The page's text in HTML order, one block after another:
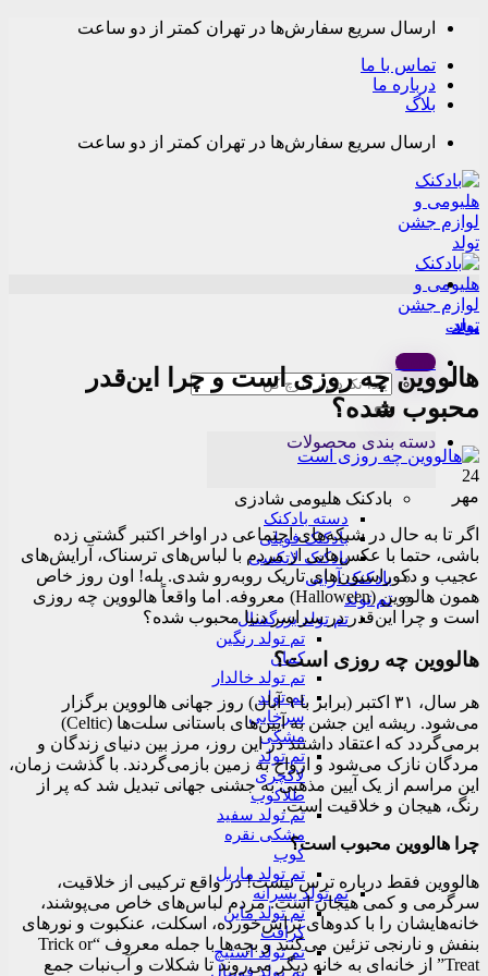
Skip
content
ارسال سریع سفارش‌ها در تهران کمتر از دو ساعت
تماس با ما
درباره ما
بلاگ
ارسال سریع سفارش‌ها در تهران کمتر از دو ساعت
Menu
جستجو
برای:
دسته بندی محصولات
بادکنک هلیومی شادزی
دسته بادکنک
بادکنک فویلی
بادکنک لاتکسی
بادکنک آرایی
تم تولد
تم تولد بزرگسال
تم تولد رنگین
کمان
تم تولد خالدار
تم تولد
سرخابی
مشکی
تم تولد
لاکچری
طلاکوب
تم تولد سفید
مشکی نقره
کوب
تم تولد ماربل
تم تولد پسرانه
تم تولد ماین
کرافت
تم تولد استیچ
تم تولد فوتبال
مقالات
هالووین چه روزی است و چرا این‌قدر
محبوب شده؟
24
مهر
اگر تا به حال در شبکه‌های اجتماعی در اواخر اکتبر گشتی زده
باشی، حتما با عکس‌هایی از مردم با لباس‌های ترسناک، آرایش‌های
عجیب و دکوراسیون‌های تاریک روبه‌رو شدی. بله! اون روز خاص
همون هالووین (Halloween) معروفه. اما واقعاً هالووین چه روزی
است و چرا این‌قدر در سراسر دنیا محبوب شده؟
هالووین چه روزی است؟
هر سال، ۳۱ اکتبر (برابر با ۹ آبان) روز جهانی هالووین برگزار
می‌شود. ریشه این جشن به آیین‌های باستانی سلت‌ها (Celtic)
برمی‌گردد که اعتقاد داشتند در این روز، مرز بین دنیای زندگان و
مردگان نازک می‌شود و ارواح به زمین بازمی‌گردند. با گذشت زمان،
این مراسم از یک آیین مذهبی به جشنی جهانی تبدیل شد که پر از
رنگ، هیجان و خلاقیت است.
چرا هالووین محبوب است؟
هالووین فقط درباره ترس نیست! در واقع ترکیبی از خلاقیت،
سرگرمی و کمی هیجان است. مردم لباس‌های خاص می‌پوشند،
خانه‌هایشان را با کدوهای تراش‌خورده، اسکلت، عنکبوت و نورهای
بنفش و نارنجی تزئین می‌کنند و بچه‌ها با جمله معروف “Trick or
Treat” از خانه‌ای به خانه دیگر می‌روند تا شکلات و آب‌نبات جمع